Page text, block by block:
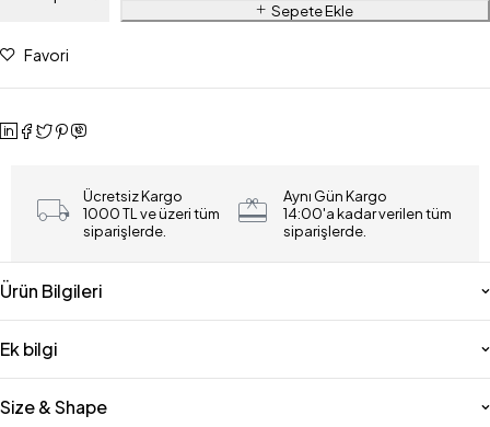
Sepete Ekle
Favori
Ücretsiz Kargo
1000 TL ve üzeri tüm
siparişlerde.
Aynı Gün Kargo
14:00'a kadar verilen tüm
siparişlerde.
Ürün Bilgileri
Ek bilgi
Size & Shape